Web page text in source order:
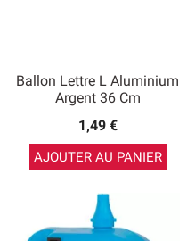
Ballon Lettre L Aluminium
Argent 36 Cm
1,49 €
AJOUTER AU PANIER